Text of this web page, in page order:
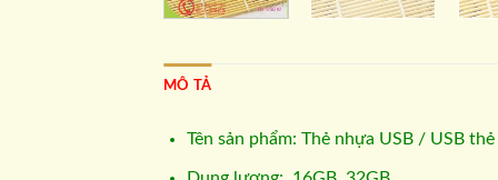
MÔ TẢ
Tên sản phẩm: Thẻ nhựa USB / USB